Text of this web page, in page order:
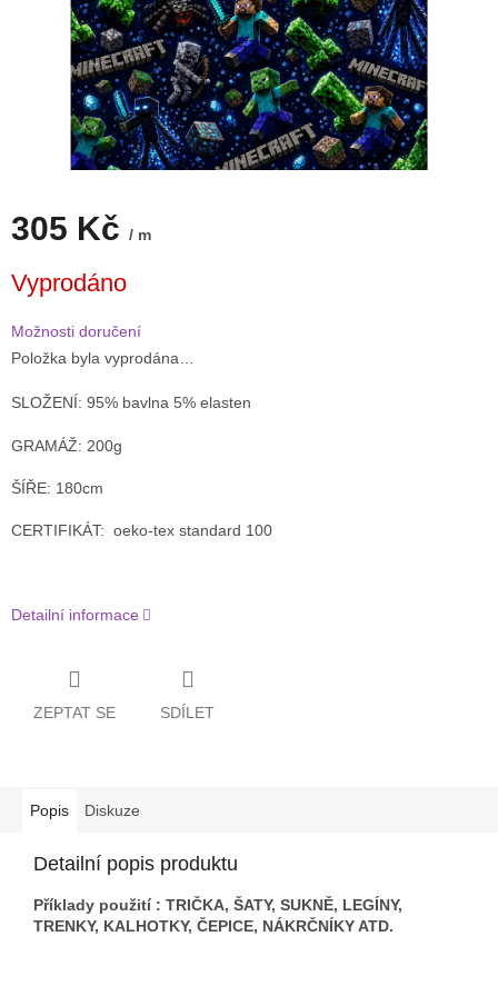
305 Kč / m
cena:
Vyprodáno
Možnosti doručení
Položka byla vyprodána…
SLOŽENÍ: 95% bavlna 5% elasten
GRAMÁŽ: 200g
ŠÍŘE: 180cm
CERTIFIKÁT: oeko-tex standard 100
Detailní informace
ZEPTAT SE SDÍLET
Popis Diskuze
Detailní popis produktu
Příklady použití : TRIČKA, ŠATY, SUKNĚ, LEGÍNY,
TRENKY, KALHOTKY, ČEPICE, NÁKRČNÍKY ATD.